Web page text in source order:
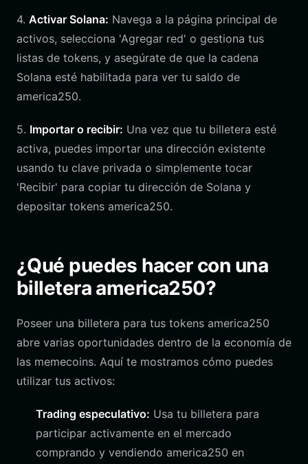
4. Activar Solana: Navega a la página principal de
activos, selecciona 'Agregar red' o gestiona tus
listas de tokens, y asegúrate de que la cadena
Solana esté habilitada para ver tu saldo de
america250.
5. Importar o recibir: Una vez que tu billetera esté
activa, puedes importar una dirección existente
usando tu clave privada o simplemente tocar
'Recibir' para copiar tu dirección de Solana y
depositar tokens america250.
¿Qué puedes hacer con una
billetera america250?
Poseer una billetera para tus tokens america250
abre varias oportunidades dentro de la economía de
las memecoins. Aquí te mostramos cómo puedes
utilizar tus activos:
Trading especulativo: Usa tu billetera para
participar activamente en el mercado
comprando y vendiendo america250 en